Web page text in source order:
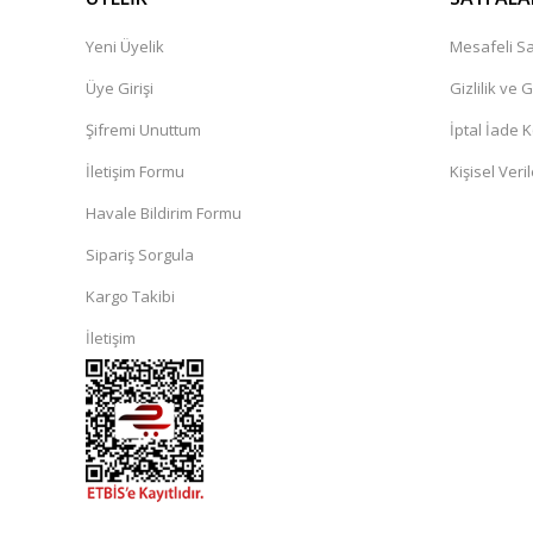
Yeni Üyelik
Üye Girişi
Şifremi Unuttum
İletişim Formu
Havale Bildirim Formu
Sipariş Sorgula
Kargo Takibi
İletişim
Mesafeli
Gizlilik ve
İptal İade
Kişisel